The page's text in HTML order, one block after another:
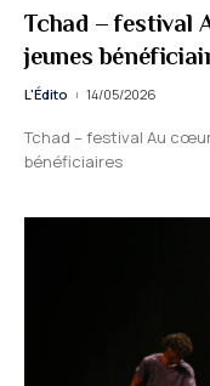
Tchad – festival
jeunes
L'Édito 14/05/2026
Tchad – festival Au
bénéficiaires